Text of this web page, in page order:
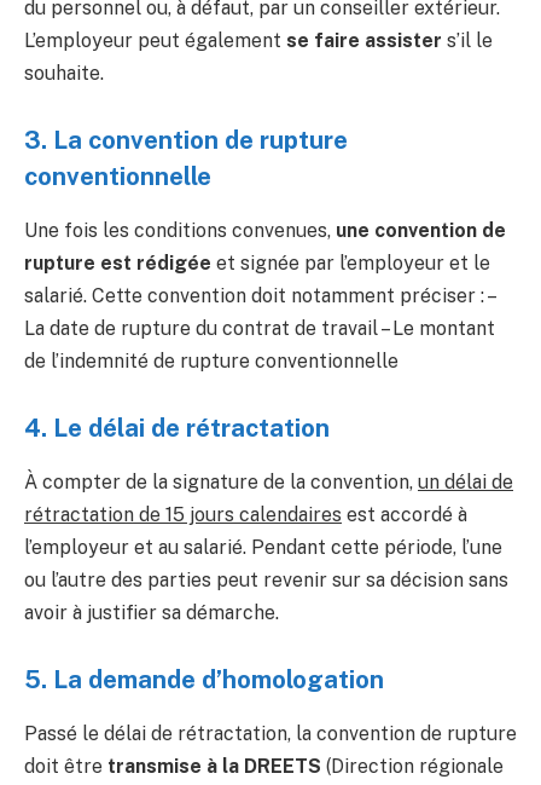
du personnel ou, à défaut, par un conseiller extérieur.
L’employeur peut également se faire assister s’il le
souhaite.
3. La convention de rupture
conventionnelle
Une fois les conditions convenues, une convention de
rupture est rédigée et signée par l’employeur et le
salarié. Cette convention doit notamment préciser : –
La date de rupture du contrat de travail – Le montant
de l’indemnité de rupture conventionnelle
4. Le délai de rétractation
À compter de la signature de la convention, un délai de
rétractation de 15 jours calendaires est accordé à
l’employeur et au salarié. Pendant cette période, l’une
ou l’autre des parties peut revenir sur sa décision sans
avoir à justifier sa démarche.
5. La demande d’homologation
Passé le délai de rétractation, la convention de rupture
doit être transmise à la DREETS (Direction régionale